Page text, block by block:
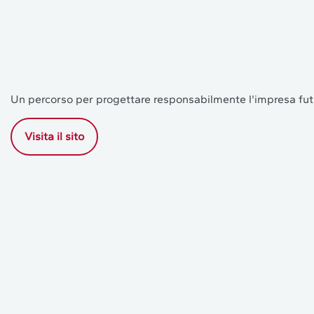
Un percorso per progettare responsabilmente l'impresa
Visita il sito